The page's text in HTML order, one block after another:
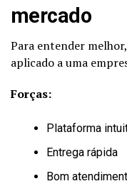
mercado
Para entender
aplicado a uma
Forças:
Plataforma
Entrega rápida
Bom